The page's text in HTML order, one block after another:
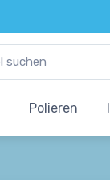
Polieren